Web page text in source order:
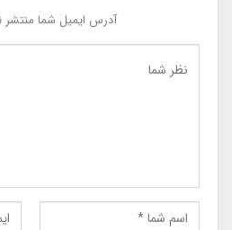
آدرس ایمیل شما